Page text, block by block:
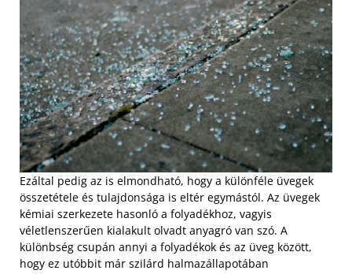
Ezáltal pedig az is elmondható, hogy a különféle üvegek
összetétele és tulajdonsága is eltér egymástól. Az üvegek
kémiai szerkezete hasonló a folyadékhoz, vagyis
véletlenszerűen kialakult olvadt anyagró van szó. A
különbség csupán annyi a folyadékok és az üveg között,
hogy ez utóbbit már szilárd halmazállapotában